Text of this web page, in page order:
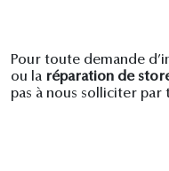
Pour toute demande
ou la réparation de
pas à nous solliciter par